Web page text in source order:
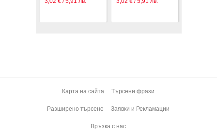
Карта на сайта Търсени фрази
Разширено търсене Заявки и Рекламации
Връзка с нас